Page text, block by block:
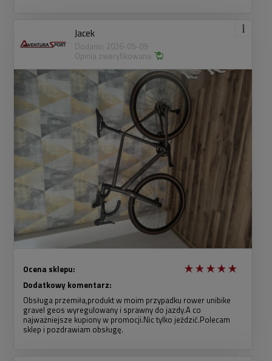
Jacek
Dodano: 2026-05-09
Opinia zweryfikowana
Ocena sklepu:
Dodatkowy komentarz:
Obsługa przemiła,produkt w moim przypadku rower unibike
gravel geos wyregulowany i sprawny do jazdy.A co
najważniejsze kupiony w promocji.Nic tylko jeździć.Polecam
sklep i pozdrawiam obsługę.